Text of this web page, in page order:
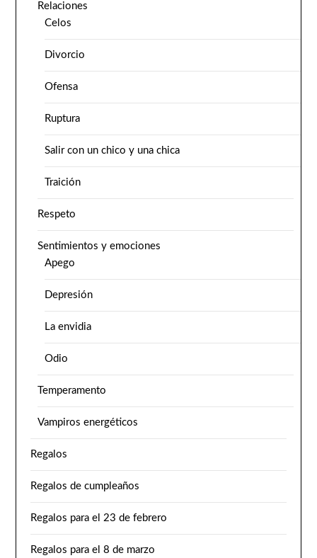
Relaciones
Celos
Divorcio
Ofensa
Ruptura
Salir con un chico y una chica
Traición
Respeto
Sentimientos y emociones
Apego
Depresión
La envidia
Odio
Temperamento
Vampiros energéticos
Regalos
Regalos de cumpleaños
Regalos para el 23 de febrero
Regalos para el 8 de marzo